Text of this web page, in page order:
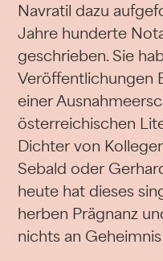
Navratil dazu
Jahre hunderte
geschrieben. Sie
Veröffentlichungen
einer
österreichischen
Dichter von
Sebald oder
heute hat dieses
herben Prägnanz
nichts an